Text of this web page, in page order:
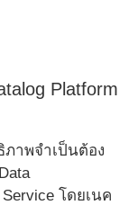
Platform
าพจำเป็นต้อง
โดยเนค